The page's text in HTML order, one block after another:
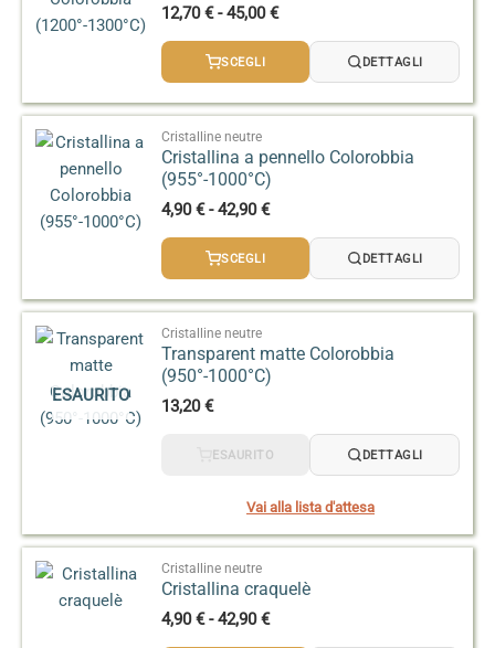
12,70€ - 45,00€Fascia
prezzo:
a
SCEGLI DETTAGLI
Cristalline neutre
Cristallina a pennello Colorobbia
(955°-1000°C)
4,90€ - 42,90€Fascia
prezzo:
a
SCEGLI DETTAGLI
ESAURITO
Cristalline neutre
Transparent matte Colorobbia
(950°-1000°C)
13,20€
ESAURITO DETTAGLI
Vai alla lista d'attesa
Cristalline neutre
Cristallina craquelè
4,90€ - 42,90€Fascia